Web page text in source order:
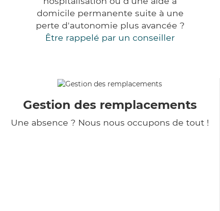
domicile permanente suite à une
perte d'autonomie plus avancée ?
Être rappelé par un conseiller
Gestion des remplacements
Une absence ? Nous nous occupons de tout !